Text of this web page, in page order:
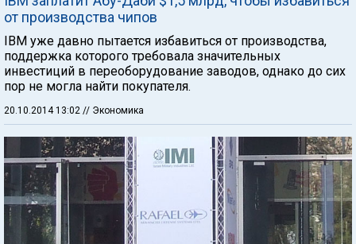
от производства чипов
IBM уже давно пытается избавиться от производства,
поддержка которого требовала значительных
инвестиций в переоборудование заводов, однако до сих
пор не могла найти покупателя.
20.10.2014 13:02 // Экономика